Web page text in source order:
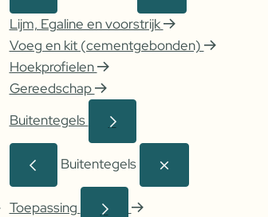
Lijm, Egaline en voorstrijk
Voeg en kit (cementgebonden)
Hoekprofielen
Gereedschap
Buitentegels
Buitentegels
Toepassing